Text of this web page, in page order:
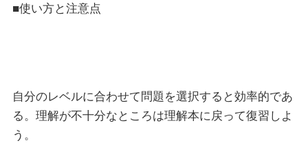
■使い方と注意点
自分のレベルに合わせて問題を選択すると効率的であ
る。理解が不十分なところは理解本に戻って復習しよ
う。